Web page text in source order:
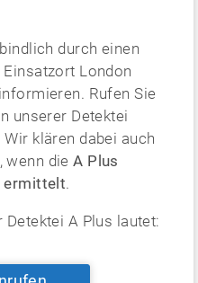
durch einen
London
Rufen Sie
unserer Detektei
klären dabei auch
wenn dieA Plus
ermittelt.
A Plus lautet: